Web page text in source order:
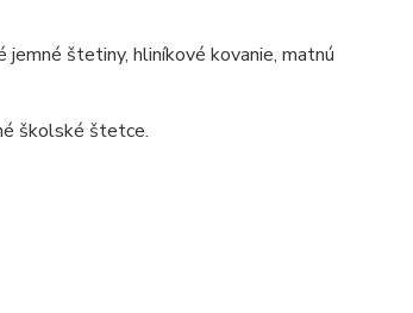
štetiny, hliníkové kovanie, matnú
školské štetce.